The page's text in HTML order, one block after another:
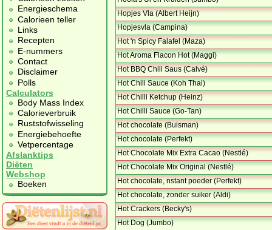
Energieschema
Calorieen teller
Links
Recepten
E-nummers
Contact
Disclaimer
Polls
Calculators
Body Mass Index
Calorieverbruik
Ruststofwisseling
Energiebehoefte
Vetpercentage
Afslanktips
Diëten
Webshop
Boeken
Hopjes Vla (Albert Heijn)
Hopjesvla (Campina)
Hot 'n Spicy Falafel (Maza)
Hot Aroma Flacon Hot (Maggi)
Hot BBQ Chili Saus (Calvé)
Hot Chili Sauce (Koh Thai)
Hot Chilli Ketchup (Heinz)
Hot Chilli Sauce (Go-Tan)
Hot chocolate (Buisman)
Hot chocolate (Perfekt)
Hot Chocolate Mix Extra Cacao (Nestlé)
Hot Chocolate Mix Original (Nestlé)
Hot chocolate, nstant poeder (Perfekt)
Hot chocolate, zonder suiker (Aldi)
Hot Crackers (Becky's)
Hot Dog (Jumbo)